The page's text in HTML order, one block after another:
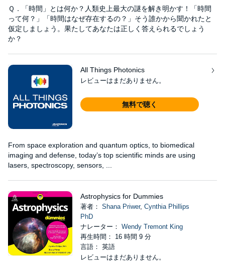
Ｑ．「時間」とは何か？人類史上最大の謎を解き明かす！「時間
って何？」「時間はなぜ存在するの？」そう誰かから聞かれたと
仮定しましょう。果たしてあなたは正しく答えられるでしょう
か？
All Things Photonics
レビューはまだありません。
無料で聴く
From space exploration and quantum optics, to biomedical
imaging and defense, today’s top scientific minds are using
lasers, spectroscopy, sensors, ...
Astrophysics for Dummies
著者： Shana Priwer, Cynthia Phillips
PhD
ナレーター： Wendy Tremont King
再生時間： 16 時間 9 分
言語： 英語
レビューはまだありません。